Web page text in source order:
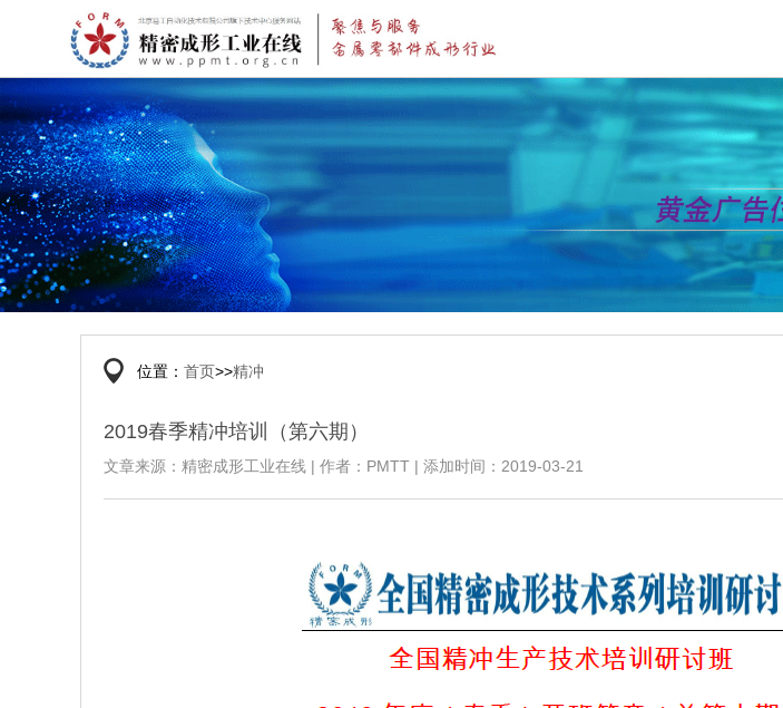
位置： 首页>>精冲
2019春季精冲培训（第六期）
文章来源：精密成形工业在线 | 作者：PMTT | 添加时间：2019-03-21